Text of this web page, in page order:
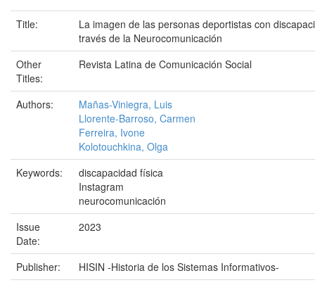
Title:
La imagen de las personas deportistas con
través de la Neurocomunicación
Other
Titles:
Revista Latina de Comunicación Social
Authors:
Mañas-Viniegra, Luis
Llorente-Barroso, Carmen
Ferreira, Ivone
Kolotouchkina, Olga
Keywords:
discapacidad física
Instagram
neurocomunicación
Issue
Date:
2023
Publisher:
HISIN -Historia de los Sistemas Informativos-